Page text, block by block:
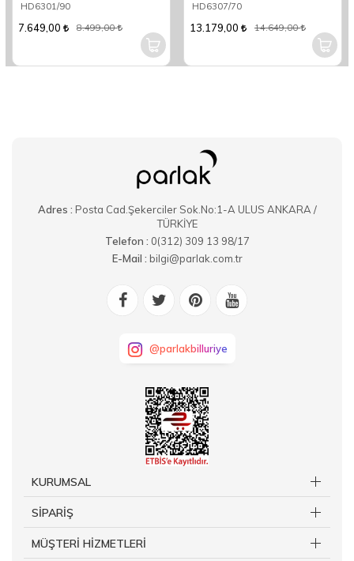
HD6301/90
7.649,00 8.499,00
HD6307/70
13.179,00 14.649,00
Adres : Posta Cad.Şekerciler Sok.No:1-A ULUS ANKARA /
TÜRKİYE
Telefon : 0(312) 309 13 98/17
E-Mail : bilgi@parlak.com.tr
@parlakbilluriye
KURUMSAL
SİPARİŞ
MÜŞTERİ HİZMETLERİ